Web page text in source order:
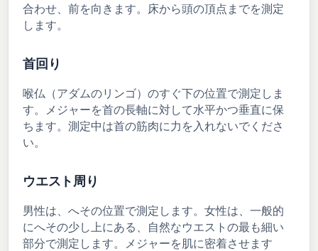
合わせ、前を向きます。床から頭の頂点までを測定
します。
首回り
喉仏（アダムのリンゴ）のすぐ下の位置で測定しま
す。メジャーを首の長軸に対して水平かつ垂直に保
ちます。測定中は首の筋肉に力を入れないでくださ
い。
ウエスト周り
男性は、へその位置で測定します。女性は、一般的
にへその少し上にある、自然なウエストの最も細い
部分で測定します。メジャーを肌に密着させます